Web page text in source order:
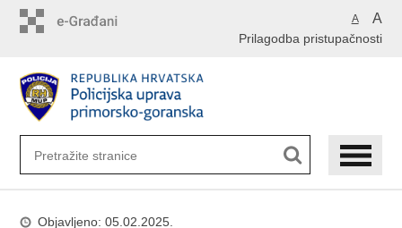
A A
Prilagodba pristupačnosti
Objavljeno: 05.02.2025.